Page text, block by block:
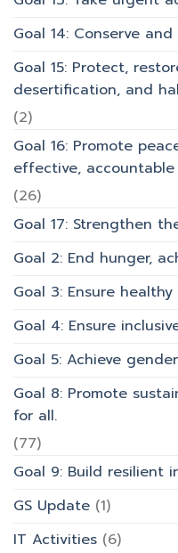
Goal 14: Conserve
Goal 15: Protect,
desertification, and
(2)
Goal 16: Promote
effective,
(26)
Goal 17: Strengthen
Goal 2: End hunger,
Goal 3: Ensure
Goal 4: Ensure
Goal 5: Achieve
Goal 8: Promote
for all.
(77)
Goal 9: Build resilient
GS Update (1)
IT Activities (6)